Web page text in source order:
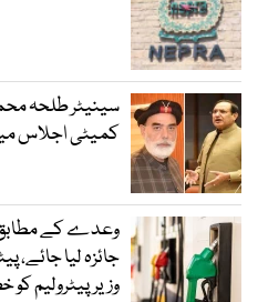
سینیٹر طلحہ
کمیٹی اجلاس
وعدے کے مطابق
جائزہ لیا جائے،
وزیرپیٹرولیم کو